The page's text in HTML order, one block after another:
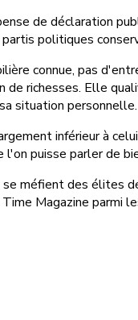
de déclaration
politiques
connue, pas
richesses. Elle
situation personnelle.
inférieur à
puisse parler de
méfient des élites
Magazine parmi